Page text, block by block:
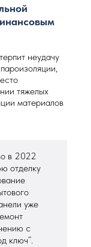
неудачу
тяжелых
материалов
в 2022
отделку
уже
с
ключ”.